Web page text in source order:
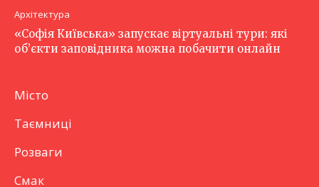
Архітектура
«Софія Київська» запускає віртуальні тури: які
об’єкти заповідника можна побачити онлайн
Місто
Таємниці
Розваги
Смак